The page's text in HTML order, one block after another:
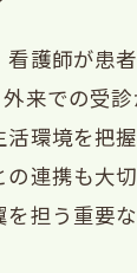
護師が患
来での受
環境を把
連携も大
担う重要